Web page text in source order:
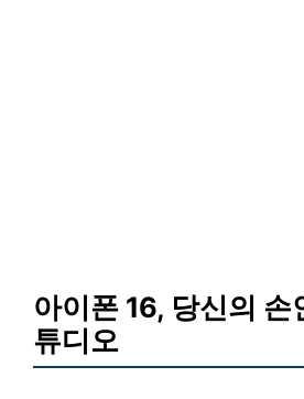
아이폰 16, 당신의 손
튜디오